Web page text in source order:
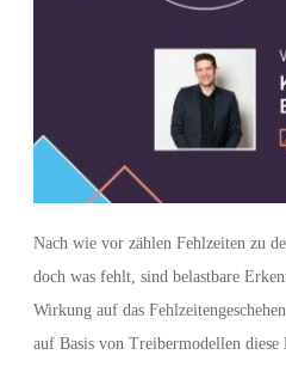
Nach wie vor zählen Fehlzeiten zu
doch was fehlt, sind belastbare
Wirkung auf das
auf Basis von Treibermodellen